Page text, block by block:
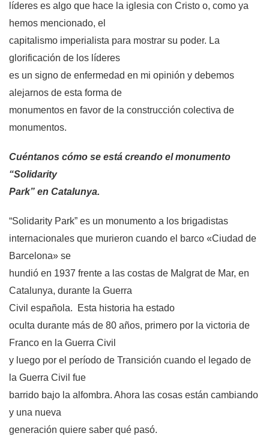
líderes es algo que hace la iglesia con Cristo o, como ya
hemos mencionado, el
capitalismo imperialista para mostrar su poder. La
glorificación de los líderes
es un signo de enfermedad en mi opinión y debemos
alejarnos de esta forma de
monumentos en favor de la construcción colectiva de
monumentos.
Cuéntanos cómo se está creando el monumento
“Solidarity
Park” en Catalunya.
“Solidarity Park” es un monumento a los brigadistas
internacionales que murieron cuando el barco «Ciudad de
Barcelona» se
hundió en 1937 frente a las costas de Malgrat de Mar, en
Catalunya, durante la Guerra
Civil española.
Esta historia ha estado
oculta durante más de 80 años, primero por la victoria de
Franco en la Guerra Civil
y luego por el período de Transición cuando el legado de
la Guerra Civil fue
barrido bajo la alfombra. Ahora las cosas están cambiando
y una nueva
generación quiere saber qué pasó.